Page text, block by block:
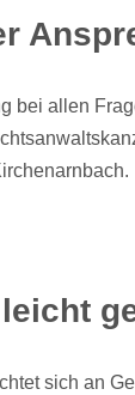
bei allen
sich an